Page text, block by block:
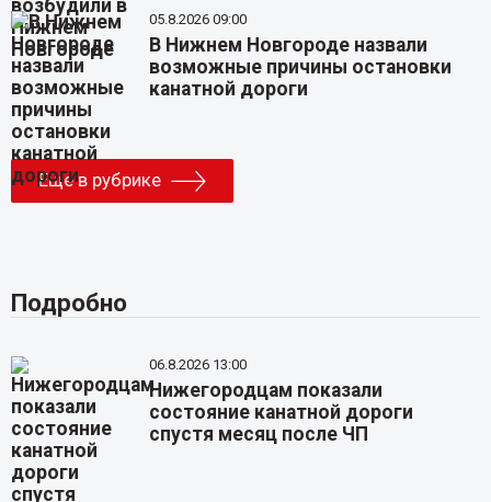
05.8.2026 09:00
В Нижнем Новгороде назвали
возможные причины остановки
канатной дороги
Еще в рубрике
Подробно
06.8.2026 13:00
Нижегородцам показали
состояние канатной дороги
спустя месяц после ЧП